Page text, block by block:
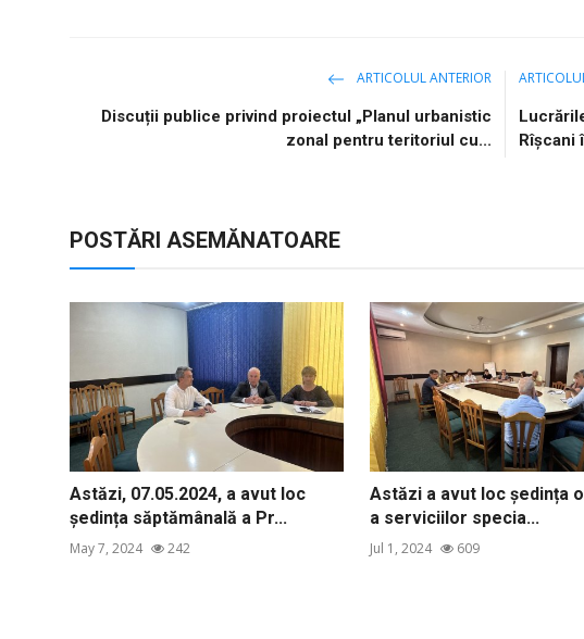
ARTICOLUL ANTERIOR
Discuții publice privind proiectul „Planul urbanistic
zonal pentru teritoriul cu...
Rîșcani
POSTĂRI ASEMĂNATOARE
Astăzi, 07.05.2024, a avut loc
ședința săptămânală a Pr...
May 7, 2024 242
Astăzi a avut loc ședința
a serviciilor specia...
Jul 1, 2024 609